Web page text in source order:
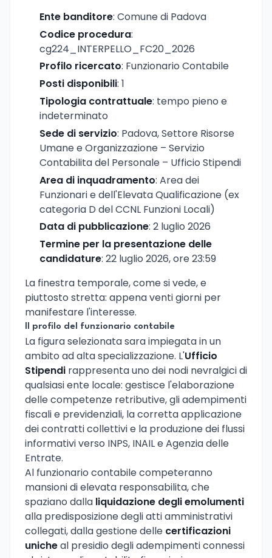
Ente banditore: Comune di Padova
Codice procedura:
cg224_INTERPELLO_FC20_2026
Profilo ricercato: Funzionario Contabile
Posti disponibili: 1
Tipologia contrattuale: tempo pieno e
indeterminato
Sede di servizio: Padova, Settore Risorse
Umane e Organizzazione – Servizio
Contabilita del Personale – Ufficio Stipendi
Area di inquadramento: Area dei
Funzionari e dell'Elevata Qualificazione (ex
categoria D del CCNL Funzioni Locali)
Data di pubblicazione: 2 luglio 2026
Termine per la presentazione delle
candidature: 22 luglio 2026, ore 23:59
La finestra temporale, come si vede, e
piuttosto stretta: appena venti giorni per
manifestare l'interesse.
Il profilo del funzionario contabile
La figura selezionata sara impiegata in un
ambito ad alta specializzazione. L'Ufficio
Stipendi rappresenta uno dei nodi nevralgici di
qualsiasi ente locale: gestisce l'elaborazione
delle competenze retributive, gli adempimenti
fiscali e previdenziali, la corretta applicazione
dei contratti collettivi e la produzione dei flussi
informativi verso INPS, INAIL e Agenzia delle
Entrate.
Al funzionario contabile competeranno
mansioni di elevata responsabilita, che
spaziano dalla liquidazione degli emolumenti
alla predisposizione degli atti amministrativi
collegati, dalla gestione delle certificazioni
unicheal presidio degli adempimenti connessi